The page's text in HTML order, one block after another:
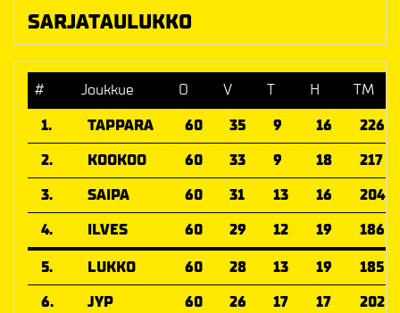
SARJATAULUKKO
# Joukkue O V T H
TM
1.
TAPPARA 60 35 9 16
226
2.
KOOKOO 60 33 9 18
217
3.
SAIPA 60 31 13 16
204
4.
ILVES 60 29 12 19
186
5.
LUKKO 60 28 13 19
185
6.
JYP 60 26 17 17
202